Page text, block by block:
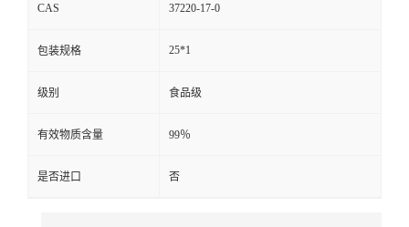
CAS 37220-17-0
包装规格 25*1
级别 食品级
有效物质含量 99％
是否进口 否